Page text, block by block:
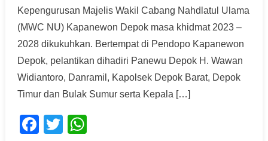
Kepengurusan Majelis Wakil Cabang Nahdlatul Ulama
(MWC NU) Kapanewon Depok masa khidmat 2023 –
2028 dikukuhkan. Bertempat di Pendopo Kapanewon
Depok, pelantikan dihadiri Panewu Depok H. Wawan
Widiantoro, Danramil, Kapolsek Depok Barat, Depok
Timur dan Bulak Sumur serta Kepala […]
Facebook
Twitter